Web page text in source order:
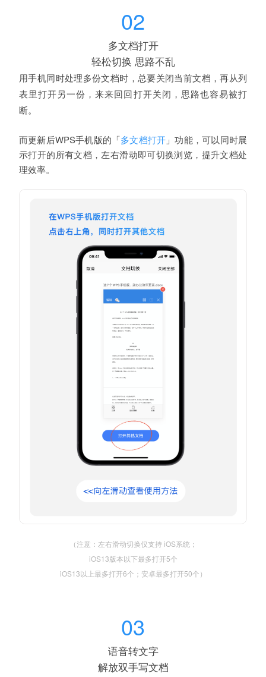
02
多文档打开
轻松切换 思路不乱
用手机同时处理多份文档时，总要关闭当前文档，再从列
表里打开另一份，来来回回打开关闭，思路也容易被打
断。
而更新后WPS手机版的「多文档打开 」功能，可以同时展
示打开的所有文档，左右滑动即可切换浏览，提升文档处
理效率。
（注意：左右滑动切换仅支持 iOS系统；
iOS13版本以下最多打开5个
iOS13以上最多打开6个；安卓最多打开50个）
03
语音转文字
解放双手写文档